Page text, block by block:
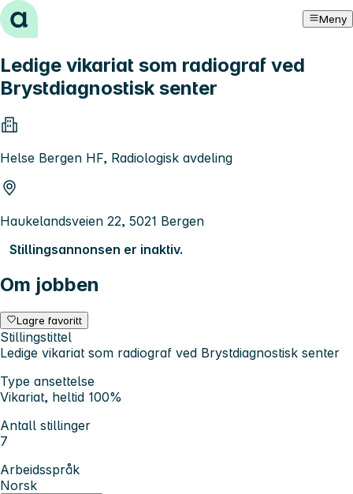
Hopp til innhold Meny
Ledige vikariat som radiograf ved
Brystdiagnostisk senter
Helse Bergen HF, Radiologisk avdeling
Haukelandsveien 22, 5021 Bergen
Stillingsannonsen er inaktiv.
Om jobben
Lagre favoritt
Stillingstittel
Ledige vikariat som radiograf ved Brystdiagnostisk senter
Type ansettelse
Vikariat, heltid 100%
Antall stillinger
7
Arbeidsspråk
Norsk